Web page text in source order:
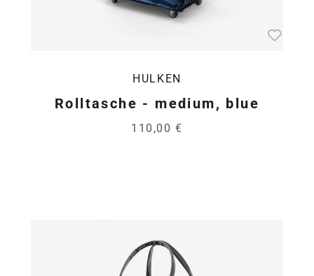
HULKEN
Rolltasche - medium, blue
110,00 €